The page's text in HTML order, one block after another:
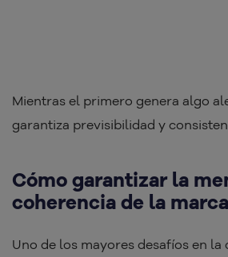
Mientras el primero genera algo
garantiza previsibilidad y
Cómo garantizar la
coherencia de la marca
Uno de los mayores desafíos en la